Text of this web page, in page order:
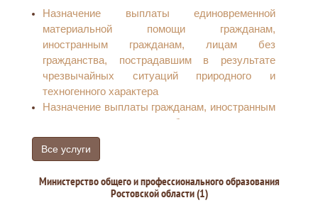
Назначение выплаты единовременной
материальной помощи гражданам,
иностранным гражданам, лицам без
гражданства, пострадавшим в результате
чрезвычайных ситуаций природного и
техногенного характера
Назначение выплаты гражданам, иностранным
гражданам, лицам без гражданства
финансовой помощи в связи с утратой ими
имущества первой необходимости в
природного и техногенного характера
Все услуги
Министерство общего и профессионального образования
Ростовской области (1)